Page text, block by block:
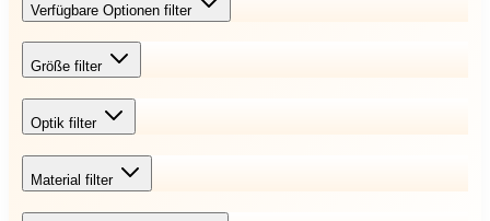
Verfügbare Optionen filter
Größe filter
Optik filter
Material filter